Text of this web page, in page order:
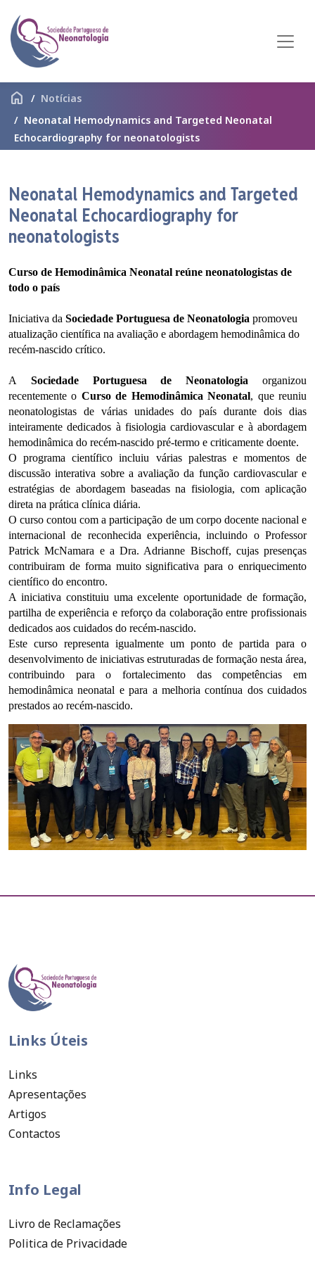
home
Notícias
Neonatal Hemodynamics and Targeted Neonatal
Echocardiography for neonatologists
Neonatal Hemodynamics and Targeted
Neonatal Echocardiography for
neonatologists
Curso de Hemodinâmica Neonatal reúne neonatologistas de
todo o país
Iniciativa da Sociedade Portuguesa de Neonatologia promoveu
atualização científica na avaliação e abordagem hemodinâmica do
recém-nascido crítico.
A Sociedade Portuguesa de Neonatologia organizou
recentemente o Curso de Hemodinâmica Neonatal, que reuniu
neonatologistas de várias unidades do país durante dois dias
inteiramente dedicados à fisiologia cardiovascular e à abordagem
hemodinâmica do recém-nascido pré-termo e criticamente doente.
O programa científico incluiu várias palestras e momentos de
discussão interativa sobre a avaliação da função cardiovascular e
estratégias de abordagem baseadas na fisiologia, com aplicação
direta na prática clínica diária.
O curso contou com a participação de um corpo docente nacional e
internacional de reconhecida experiência, incluindo o Professor
Patrick McNamara e a Dra. Adrianne Bischoff, cujas presenças
contribuiram de forma muito significativa para o enriquecimento
científico do encontro.
A iniciativa constituiu uma excelente oportunidade de formação,
partilha de experiência e reforço da colaboração entre profissionais
dedicados aos cuidados do recém-nascido.
Este curso representa igualmente um ponto de partida para o
desenvolvimento de iniciativas estruturadas de formação nesta área,
contribuindo para o fortalecimento das competências em
hemodinâmica neonatal e para a melhoria contínua dos cuidados
prestados ao recém-nascido.
Links Úteis
Links
Apresentações
Artigos
Contactos
Info Legal
Livro de Reclamações
Politica de Privacidade